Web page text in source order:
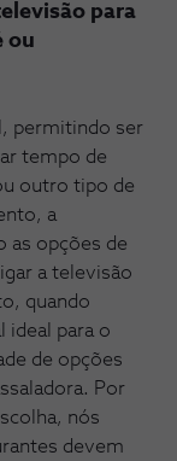
para
ou
permitindo ser
tempo de
outro tipo de
a
as opções de
a televisão
quando
ideal para o
de opções
Por
nós
devem